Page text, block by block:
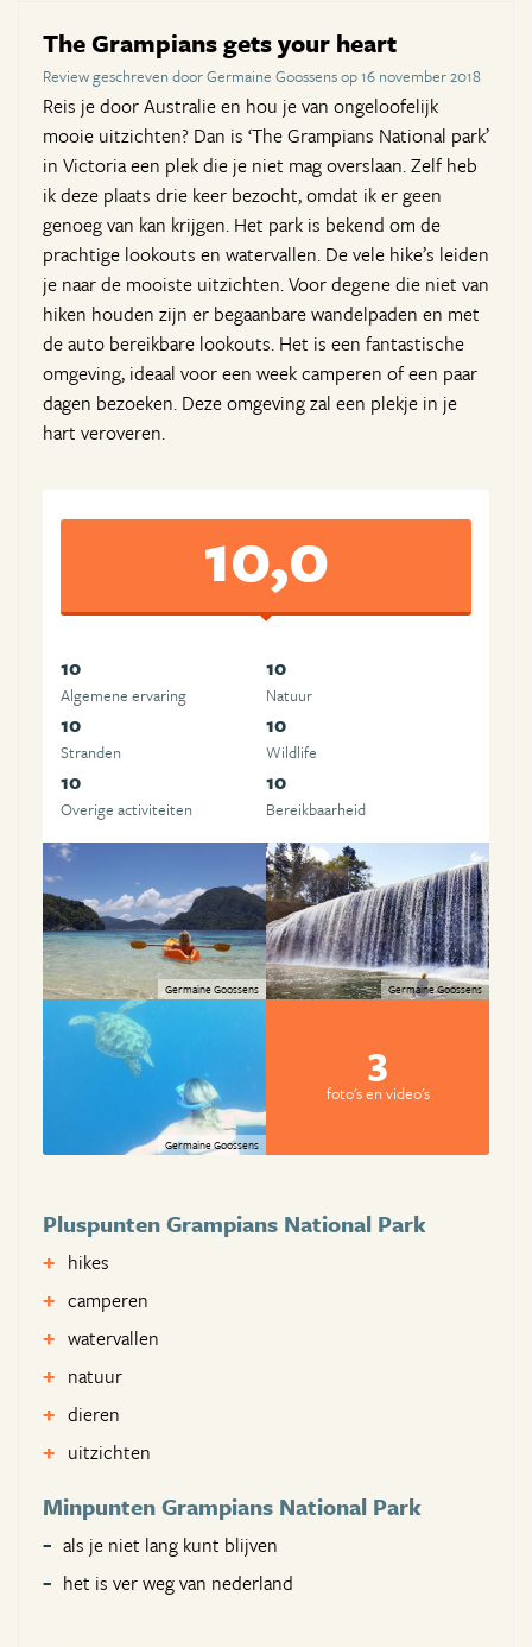
The Grampians gets your heart
Review geschreven door Germaine Goossens op 16 november 2018
Reis je door Australie en hou je van ongeloofelijk
mooie uitzichten? Dan is ‘The Grampians National park’
in Victoria een plek die je niet mag overslaan. Zelf heb
ik deze plaats drie keer bezocht, omdat ik er geen
genoeg van kan krijgen. Het park is bekend om de
prachtige lookouts en watervallen. De vele hike’s leiden
je naar de mooiste uitzichten. Voor degene die niet van
hiken houden zijn er begaanbare wandelpaden en met
de auto bereikbare lookouts. Het is een fantastische
omgeving, ideaal voor een week camperen of een paar
dagen bezoeken. Deze omgeving zal een plekje in je
hart veroveren.
10,0
10
Algemene ervaring
10
Natuur
10
Stranden
10
Wildlife
10
Overige activiteiten
10
Bereikbaarheid
Germaine Goossens Germaine Goossens
Germaine Goossens
3
foto's en video's
Pluspunten Grampians National Park
hikes
camperen
watervallen
natuur
dieren
uitzichten
Minpunten Grampians National Park
als je niet lang kunt blijven
het is ver weg van nederland